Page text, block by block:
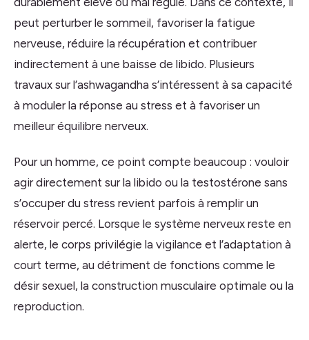
peut perturber le sommeil, favoriser la fatigue
nerveuse, réduire la récupération et contribuer
indirectement à une baisse de libido. Plusieurs
travaux sur l’ashwagandha s’intéressent à sa capacité
à moduler la réponse au stress et à favoriser un
meilleur équilibre nerveux.
Pour un homme, ce point compte beaucoup : vouloir
agir directement sur la libido ou la testostérone sans
s’occuper du stress revient parfois à remplir un
réservoir percé. Lorsque le système nerveux reste en
alerte, le corps privilégie la vigilance et l’adaptation à
court terme, au détriment de fonctions comme le
désir sexuel, la construction musculaire optimale ou la
reproduction.